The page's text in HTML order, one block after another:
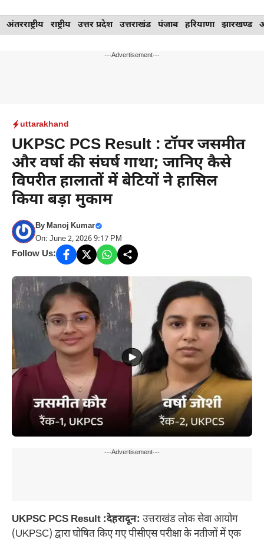
Skip
to
अंतरराष्ट्रीय राष्ट्रीय उत्तर प्रदेश उत्तराखंड पंजाब हरियाणा झारखण्ड
---Advertisement---
uttarakhand
UKPSC PCS Result : टॉपर जसमीत
और वर्षा की संघर्ष गाथा; जानिए कैसे
विपरीत हालातों में बेटियों ने हासिल
किया बड़ा मुकाम
ByManoj Kumar
On: June 2, 2026 9:17 PM
Follow Us:
---Advertisement---
UKPSC PCS Result :देहरादून: उत्तराखंड लोक सेवा आयोग
(UKPSC) द्वारा घोषित किए गए पीसीएस परीक्षा के नतीजों में एक